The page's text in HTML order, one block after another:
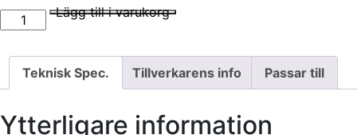
I lager
EZ-Peak Dual 8A NiMH/LiPo 2-3S Laddare Auto iD mängd Lägg till i varukorg
Teknisk Spec. Tillverkarens info Passar till
Ytterligare information